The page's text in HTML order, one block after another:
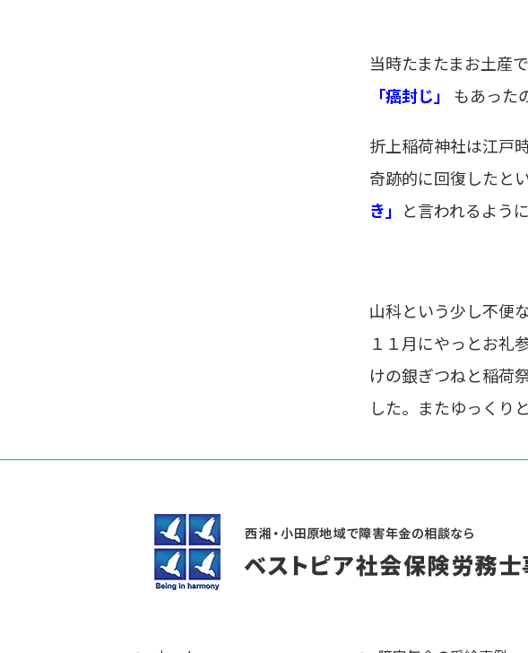
当時たまたまお土産
「癌封じ」
もあった
折上稲荷神社は江戸
奇跡的に回復したと
き」 と言われるよう
山科という少し不便
１１月にやっとお礼
けの銀ぎつねと稲荷
した。またゆっくり